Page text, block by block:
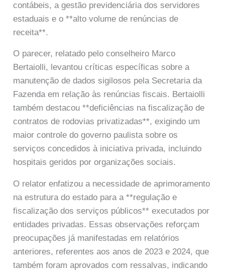
contábeis, a gestão previdenciária dos servidores
estaduais e o **alto volume de renúncias de
receita**.
O parecer, relatado pelo conselheiro Marco
Bertaiolli, levantou críticas específicas sobre a
manutenção de dados sigilosos pela Secretaria da
Fazenda em relação às renúncias fiscais. Bertaiolli
também destacou **deficiências na fiscalização de
contratos de rodovias privatizadas**, exigindo um
maior controle do governo paulista sobre os
serviços concedidos à iniciativa privada, incluindo
hospitais geridos por organizações sociais.
O relator enfatizou a necessidade de aprimoramento
na estrutura do estado para a **regulação e
fiscalização dos serviços públicos** executados por
entidades privadas. Essas observações reforçam
preocupações já manifestadas em relatórios
anteriores, referentes aos anos de 2023 e 2024, que
também foram aprovados com ressalvas, indicando